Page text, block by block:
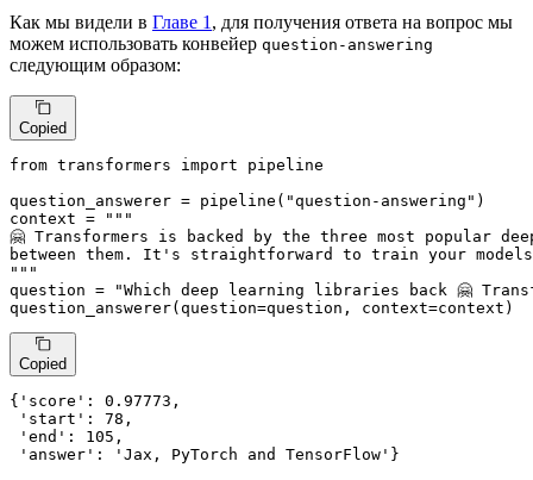
Как мы видели в Главе 1 , для получения ответа на вопрос мы
можем использовать конвейер question-answering
следующим образом:
Copied
from transformers import pipeline
question_answerer = pipeline( "question-answering" )
context =
"""
🤗 Transformers is backed by the three most popular
between them. It's straightforward to train your
"""
question =
"Which deep learning libraries back 🤗
question_answerer(question=question, context=context)
Copied
{ 'score' : 0.97773 ,
'start' : 78 ,
'end' : 105 ,
'answer' : 'Jax, PyTorch and TensorFlow' }